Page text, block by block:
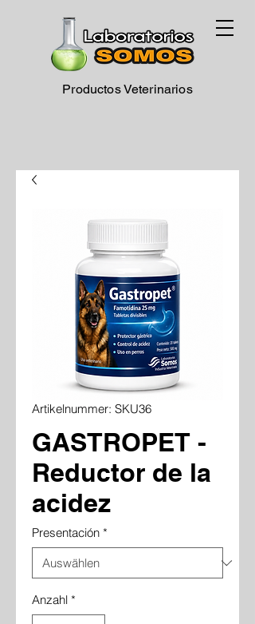
Productos Veterinarios
Artikelnummer: SKU36
GASTROPET -
Reductor de la
acidez
Presentación *
Anzahl *